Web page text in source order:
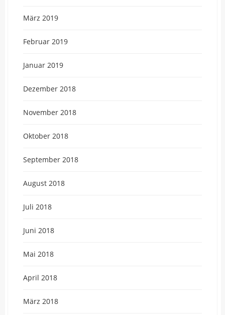
März 2019
Februar 2019
Januar 2019
Dezember 2018
November 2018
Oktober 2018
September 2018
August 2018
Juli 2018
Juni 2018
Mai 2018
April 2018
März 2018